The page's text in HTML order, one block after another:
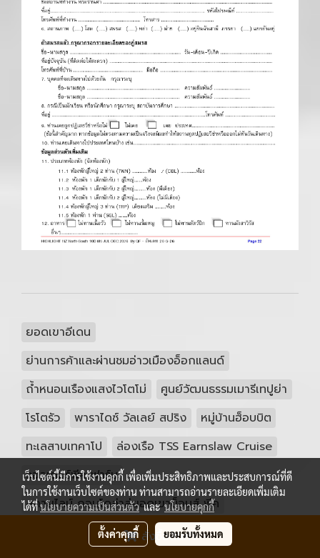
สั่งซื้อสินค้า
ยอดเขาอีเดน
ย่านการค้าและผ่านชมอ่าวเมืองอ็อกแลนด์
ถ้ำหนอนเรืองแสงไวโตโม่
ศูนย์วัฒนธรรมเมารีเทปูย่า
โรโตรัว
พาราไดซ์ วัลเลย์ สปริง
หมู่บ้านฮ็อบบิต
ทะเลสาบเทคาโป
ล่องเรือ TSS Earnslaw Cruise
วอลเตอร์พีค ฟาร์ม
สกายไลน์ กอนโดล่าสู่ยอดเขาบ็อบส์ พีค
Puzzling World
นั่งรถไฟสายทรานซ์ อัลไพน์
เว็บไซต์นี้มีการใช้งานคุกกี้ เพื่อเพิ่มประสิทธิภาพและประสบการณ์ที่ดี
ในการใช้งานเว็บไซต์ของท่าน ท่านสามารถอ่านรายละเอียดเพิ่มเติม
ได้ที่นโยบายความเป็นส่วนตัวและนโยบายคุกกี้
ตั้งค่าคุกกี้ ยอมรับทั้งหมด